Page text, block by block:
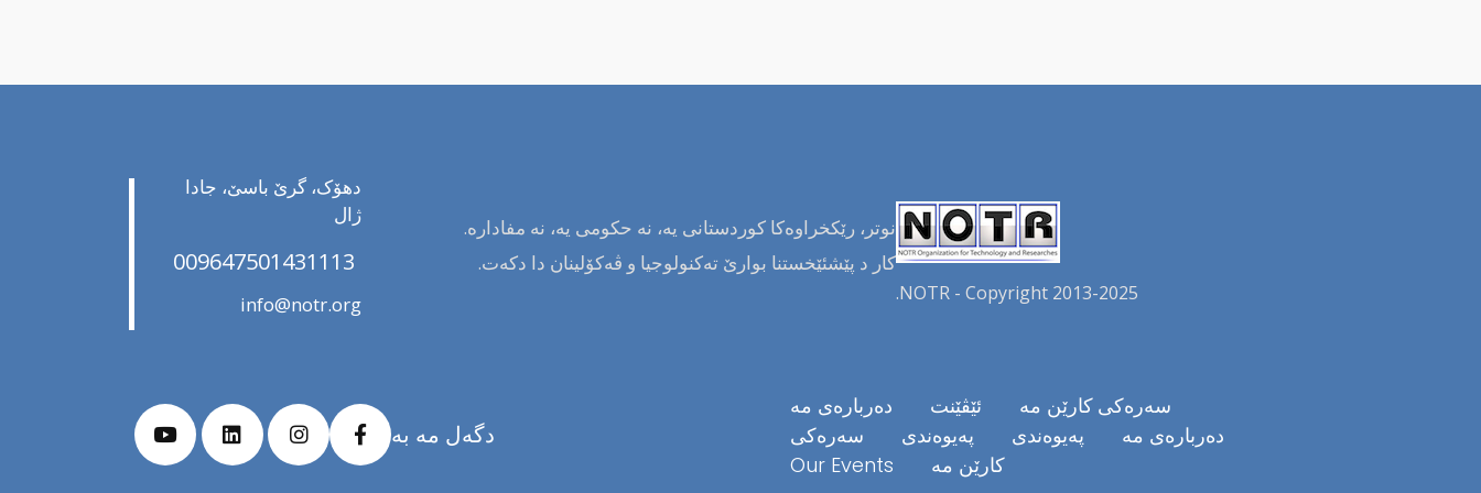
NOTR - Copyright 2013-2025.
نوتر، رێکخراوەکا کوردستانی یە، نە حکومی یە، نە مفادارە.
کار د پێشئێخستنا بوارێ تەکنولوجیا و ڤەکۆلینان دا دکەت.
دهۆک، گرێ باسێ، جادا
ژال
009647501431113
info@notr.org
سەرەکی کارێن مە ئێڤێنت
دەربارەی مە
دەربارەی مە
پەیوەندی پەیوەندی
سەرەکی
کارێن مە
Our Events
دگەل مە بە